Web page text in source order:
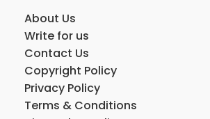
About Us
Write for us
Contact Us
Copyright Policy
Privacy Policy
Terms & Conditions